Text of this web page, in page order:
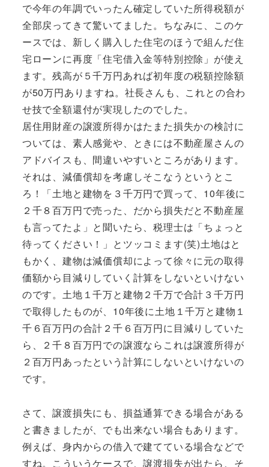
で今年の年調でいったん確定していた所得税額が
全部戻ってきて驚いてました。ちなみに、このケ
ースでは、新しく購入した住宅のほうで組んだ住
宅ローンに再度「住宅借入金等特別控除」が使え
ます。残高が５千万円あれば初年度の税額控除額
が50万円ありますね。社長さんも、これとの合わ
せ技で全額還付が実現したのでした。
居住用財産の譲渡所得かはたまた損失かの検討に
ついては、素人感覚や、ときには不動産屋さんの
アドバイスも、間違いやすいところがあります。
それは、減価償却を考慮しそこなうというとこ
ろ！「土地と建物を３千万円で買って、10年後に
２千８百万円で売った、だから損失だと不動産屋
も言ってたよ」と聞いたら、税理士は「ちょっと
待ってください！」とツッコミます(笑)土地はと
もかく、建物は減価償却によって徐々に元の取得
価額から目減りしていく計算をしないといけない
のです。土地１千万と建物２千万で合計３千万円
で取得したものが、10年後に土地１千万と建物１
千６百万円の合計２千６百万円に目減りしていた
ら、２千８百万円での譲渡ならこれは譲渡所得が
２百万円あったという計算にしないといけないの
です。
さて、譲渡損失にも、損益通算できる場合がある
と書きましたが、でも出来ない場合もあります。
例えば、身内からの借入で建てている場合などで
すね。こういうケースで、譲渡損失が出たら、そ